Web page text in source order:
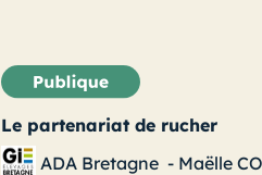
Le partenariat de rucher
ADA Bretagne - Maëlle